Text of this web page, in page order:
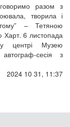
разом з
творила і
– Тетяною
Харт. 6 листопада
центрі Музею
сесія з
2024 10 31, 11:37